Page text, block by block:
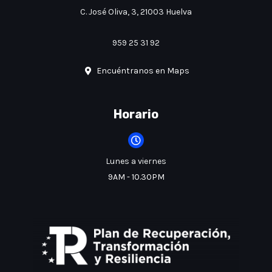
C. José Oliva, 3, 21003 Huelva
959 25 31 92
Encuéntranos en Maps
Horario
Lunes a viernes
9AM - 10.30PM